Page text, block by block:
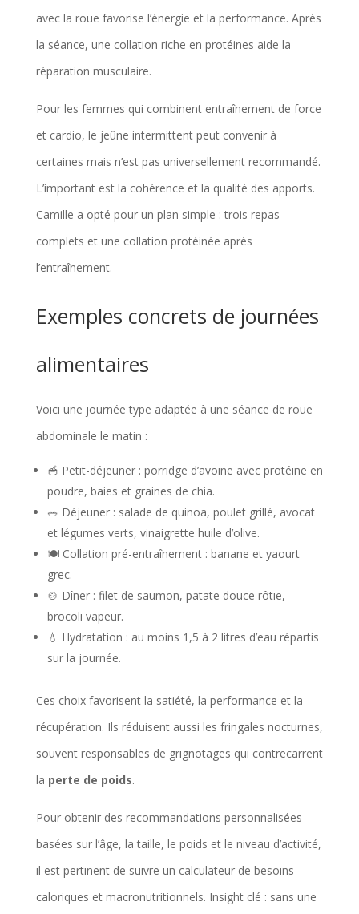
avec la roue favorise l’énergie et la performance. Après
la séance, une collation riche en protéines aide la
réparation musculaire.
Pour les femmes qui combinent entraînement de force
et cardio, le jeûne intermittent peut convenir à
certaines mais n’est pas universellement recommandé.
L’important est la cohérence et la qualité des apports.
Camille a opté pour un plan simple : trois repas
complets et une collation protéinée après
l’entraînement.
Exemples concrets de journées
alimentaires
Voici une journée type adaptée à une séance de roue
abdominale le matin :
🥣 Petit-déjeuner : porridge d’avoine avec protéine en
poudre, baies et graines de chia.
🥗 Déjeuner : salade de quinoa, poulet grillé, avocat
et légumes verts, vinaigrette huile d’olive.
🍽️ Collation pré-entraînement : banane et yaourt
grec.
🍲 Dîner : filet de saumon, patate douce rôtie,
brocoli vapeur.
💧 Hydratation : au moins 1,5 à 2 litres d’eau répartis
sur la journée.
Ces choix favorisent la satiété, la performance et la
récupération. Ils réduisent aussi les fringales nocturnes,
souvent responsables de grignotages qui contrecarrent
la perte de poids.
Pour obtenir des recommandations personnalisées
basées sur l’âge, la taille, le poids et le niveau d’activité,
il est pertinent de suivre un calculateur de besoins
caloriques et macronutritionnels. Insight clé : sans une